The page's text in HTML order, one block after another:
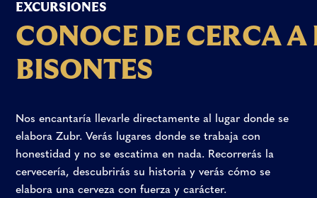
EXCURSIONES
CONOCE DE CERCA A
BISONTES
Nos encantaría llevarle directamente al lugar donde se
elabora Zubr. Verás lugares donde se trabaja con
honestidad y no se escatima en nada. Recorrerás la
cervecería, descubrirás su historia y verás cómo se
elabora una cerveza con fuerza y carácter.